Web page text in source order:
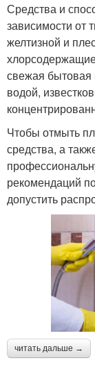
Средства и
зависимости от
желтизной и
свежая бытовая
водой,
Чтобы отмыть
средства, а
рекомендаций
допустить
читать дальше →